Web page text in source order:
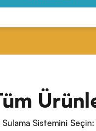
Sulama Sistemini